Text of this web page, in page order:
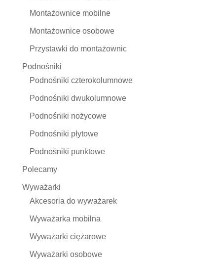
Montażownice mobilne
Montażownice osobowe
Przystawki do montażownic
Podnośniki
Podnośniki czterokolumnowe
Podnośniki dwukolumnowe
Podnośniki nożycowe
Podnośniki płytowe
Podnośniki punktowe
Polecamy
Wyważarki
Akcesoria do wyważarek
Wyważarka mobilna
Wyważarki ciężarowe
Wyważarki osobowe